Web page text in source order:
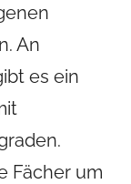
An
es ein
Fächer um